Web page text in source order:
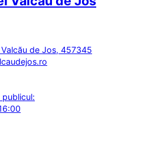
de Jos, 457345
publicul: